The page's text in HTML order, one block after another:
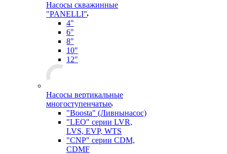
Насосы скважинные
"PANELLI"
4"
6"
8"
10"
12"
Насосы вертикальные
многоступенчатые
"Boosta" (Ливнынасос)
"LEO" серии LVR,
LVS, EVP, WTS
"CNP" серии CDM,
CDMF